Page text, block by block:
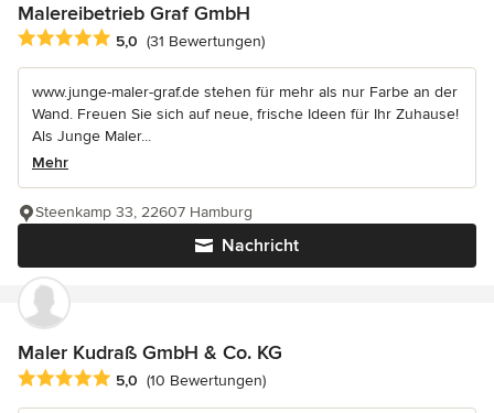
Malereibetrieb Graf GmbH
Durchschnittliche Bewertung: 5 von 5 Sternen
5,0 (31 Bewertungen)
www.junge-maler-graf.de stehen für mehr als nur Farbe an der
Wand. Freuen Sie sich auf neue, frische Ideen für Ihr Zuhause!
Als Junge Maler...
Mehr
Nachricht
Steenkamp 33, 22607 Hamburg
Maler Kudraß GmbH & Co. KG
Durchschnittliche Bewertung: 5 von 5 Sternen
5,0 (10 Bewertungen)